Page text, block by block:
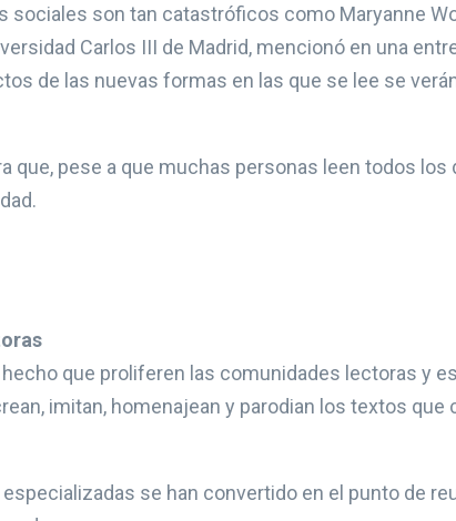
son tan catastróficos como Maryanne
Carlos III de Madrid, mencionó en una
de las nuevas formas en las que se lee se
que, pese a que muchas personas leen todos
que proliferen las comunidades lectoras y
imitan, homenajean y parodian los textos que
se han convertido en el punto de